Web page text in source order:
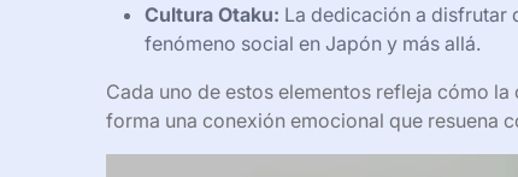
Cultura Otaku: La dedicación a disfrutar
fenómeno social en Japón y más allá.
Cada uno de estos elementos refleja cómo
forma una conexión emocional que resuena